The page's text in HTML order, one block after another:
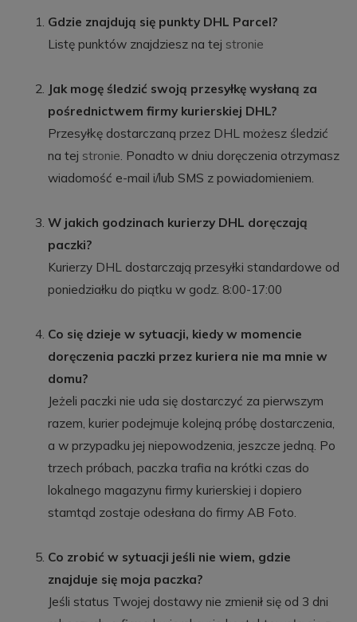
Gdzie znajdują się punkty DHL Parcel?
Listę punktów znajdziesz na tej stronie
Jak mogę śledzić swoją przesyłkę wysłaną za
pośrednictwem firmy kurierskiej DHL?
Przesyłkę dostarczaną przez DHL możesz śledzić
na tej stronie . Ponadto w dniu doręczenia otrzymasz
wiadomość e-mail i/lub SMS z powiadomieniem.
W jakich godzinach kurierzy DHL doręczają
paczki?
Kurierzy DHL dostarczają przesyłki standardowe od
poniedziałku do piątku w godz. 8:00-17:00
Co się dzieje w sytuacji, kiedy w momencie
doręczenia paczki przez kuriera nie ma mnie w
domu?
Jeżeli paczki nie uda się dostarczyć za pierwszym
razem, kurier podejmuje kolejną próbę dostarczenia,
a w przypadku jej niepowodzenia, jeszcze jedną. Po
trzech próbach, paczka trafia na krótki czas do
lokalnego magazynu firmy kurierskiej i dopiero
stamtąd zostaje odesłana do firmy AB Foto.
Co zrobić w sytuacji jeśli nie wiem, gdzie
znajduje się moja paczka?
Jeśli status Twojej dostawy nie zmienił się od 3 dni